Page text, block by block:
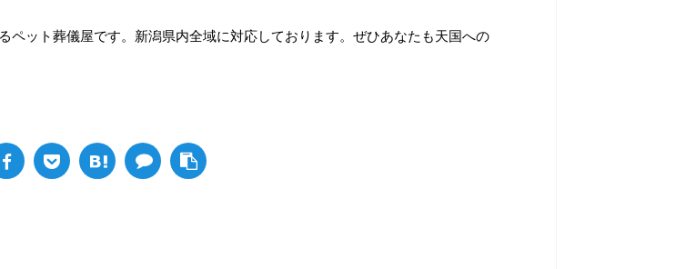
ペット葬儀屋です。新潟県内全域に対応しております。ぜひあなたも天国への